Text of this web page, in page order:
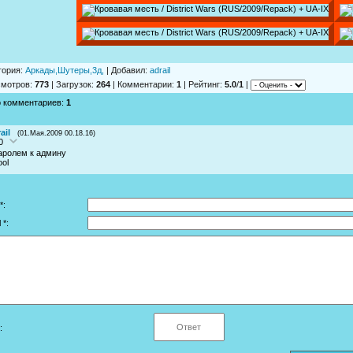
: Аркады,Шутеры,3д, | Добавил: adrail
: 773 | Загрузок: 264 | Комментарии: 1 | Рейтинг: 5.0/1 |
комментариев: 1
(01.Мая.2009 00.18.16)
к админу
*: